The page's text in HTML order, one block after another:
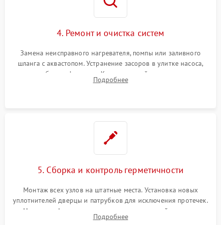
4. Ремонт и очистка систем
Замена неисправного нагревателя, помпы или заливного
шланга с аквастопом. Устранение засоров в улитке насоса,
патрубках и фильтрах. Компонентный ремонт платы
управления, восстановление поврежденной проводки.
Подробнее
5. Сборка и контроль герметичности
Монтаж всех узлов на штатные места. Установка новых
уплотнителей дверцы и патрубков для исключения протечек.
Надежная фиксация хомутов гидравлической системы,
сборка корпуса и установка датчика поплавка.
Подробнее